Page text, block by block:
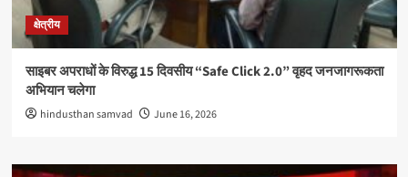
क्षेत्रीय
साइबर अपराधों के विरुद्ध 15 दिवसीय “Safe Click 2.0” वृहद जनजागरूकता
अभियान चलेगा
hindusthan samvad June 16, 2026